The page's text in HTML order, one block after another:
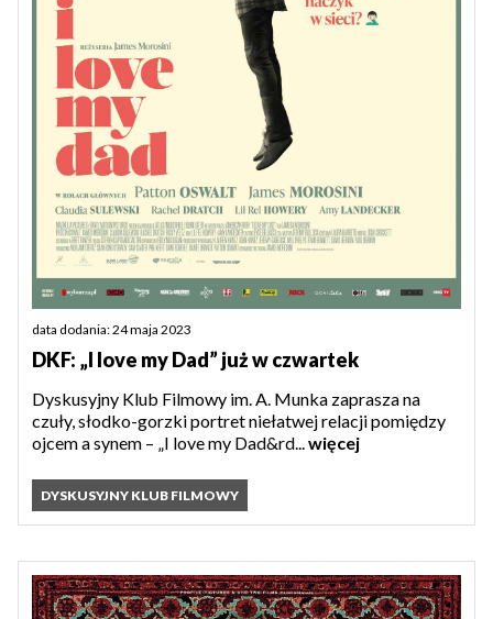
data dodania: 24 maja 2023
DKF: „I love my Dad” już w czwartek
Dyskusyjny Klub Filmowy im. A. Munka zaprasza na
czuły, słodko-gorzki portret niełatwej relacji pomiędzy
ojcem a synem – „I love my Dad&rd...więcej
DYSKUSYJNY KLUB FILMOWY